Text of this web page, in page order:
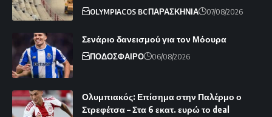
OLYMPIACOS BCΠΑΡΑΣΚΗΝΙΑ 07/08/2026
Σενάριο δανεισμού για τον Μόουρα
ΠΟΔΟΣΦΑΙΡΟ 06/08/2026
Ολυμπιακός: Επίσημα στην Παλέρμο ο
Στρεφέτσα – Στα 6 εκατ. ευρώ το deal